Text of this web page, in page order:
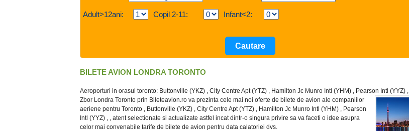
Adult>12ani: Copil 2-11: Infant<2:
BILETE AVION LONDRA TORONTO
Aeroporturi in orasul toronto: Buttonville (YKZ) , City Centre Apt (YTZ) , Hamilton Jc Munro Intl (YHM) , Pearson Intl (YYZ) ,
Zbor Londra Toronto prin Bileteavion.ro va prezinta cele mai noi oferte de bilete de avion ale companiilor
aeriene pentru Toronto , Buttonville (YKZ) , City Centre Apt (YTZ) , Hamilton Jc Munro Intl (YHM) , Pearson
Intl (YYZ) , , atent selectionate si actualizate astfel incat dintr-o singura privire sa va faceti o idee asupra
celor mai convenabile tarife de bilete de avion pentru data calatoriei dvs.